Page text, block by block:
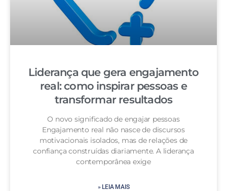
Liderança que gera engajamento
real: como inspirar pessoas e
transformar resultados
O novo significado de engajar pessoas
Engajamento real não nasce de discursos
motivacionais isolados, mas de relações de
confiança construídas diariamente. A liderança
contemporânea exige
» LEIA MAIS